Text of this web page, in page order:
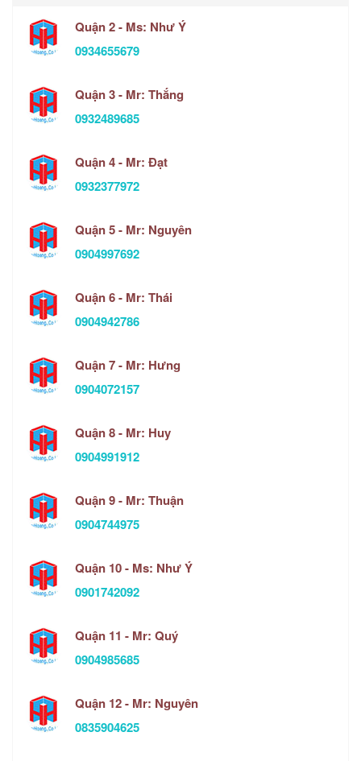
Quận 2 - Ms: Như Ý
0934655679
Quận 3 - Mr: Thắng
0932489685
Quận 4 - Mr: Đạt
0932377972
Quận 5 - Mr: Nguyên
0904997692
Quận 6 - Mr: Thái
0904942786
Quận 7 - Mr: Hưng
0904072157
Quận 8 - Mr: Huy
0904991912
Quận 9 - Mr: Thuận
0904744975
Quận 10 - Ms: Như Ý
0901742092
Quận 11 - Mr: Quý
0904985685
Quận 12 - Mr: Nguyên
0835904625